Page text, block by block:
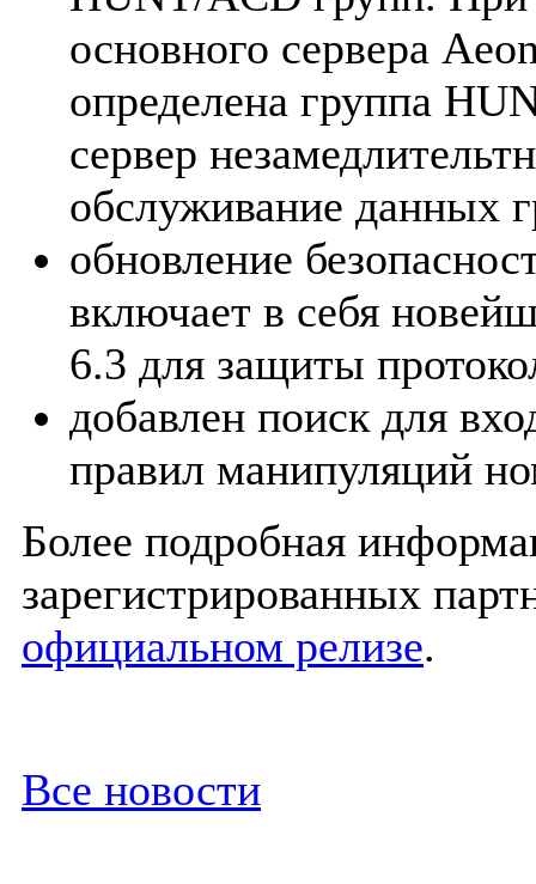
основного сервера
определена группа
сервер
обслуживание данных
обновление
включает в себя
6.3 для защиты
добавлен поиск для
правил манипуляций
Более подробная
зарегистрированных
официальном релизе.
Все новости